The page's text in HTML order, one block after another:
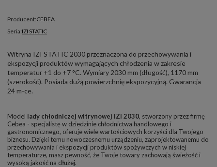
Producent:CEBEA
Seria:IZI STATIC
Witryna IZI STATIC 2030 przeznaczona do przechowywania i
ekspozycji produktów wymagających chłodzenia w zakresie
temperatur +1 do +7 °C. Wymiary 2030 mm (długość), 1170 mm
(szerokość). Posiada dużą powierzchnię ekspozycyjną. Gwarancja
24 m-ce.
Model lady chłodniczej witrynowej IZI 2030, stworzony przez firmę
Cebea - specjalistę w dziedzinie chłodnictwa handlowego i
gastronomicznego, oferuje wiele wartościowych korzyści dla Twojego
biznesu. Dzięki temu nowoczesnemu urządzeniu, zaprojektowanemu do
przechowywania i ekspozycji produktów spożywczych w niskiej
temperaturze, masz pewność, że Twoje towary zachowają świeżość i
wysoką jakość na dłużej.